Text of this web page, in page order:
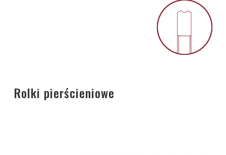
Rolki pierścieniowe